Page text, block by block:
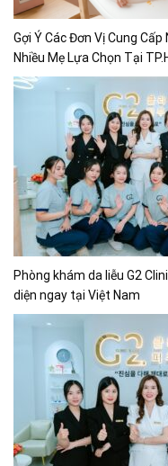
Gợi Ý Các Đơn Vị Cung
Nhiều Mẹ Lựa Chọn Tại
Phòng khám da liễu G2
diện ngay tại Việt Nam